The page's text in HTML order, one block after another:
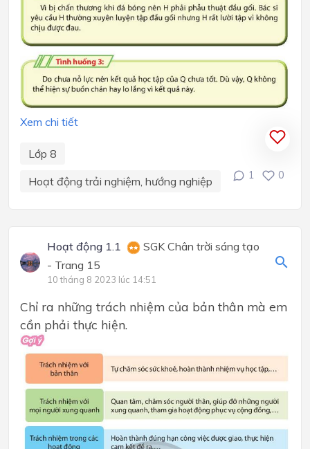
Xem chi tiết
Lớp 8
Hoạt động trải nghiệm, hướng nghiệp
1 0
Hoạt động 1.1
SGK Chân trời sáng tạo
- Trang 15
10 tháng 8 2023 lúc 14:51
Chỉ ra những trách nhiệm của bản thân mà em
cần phải thực hiện.